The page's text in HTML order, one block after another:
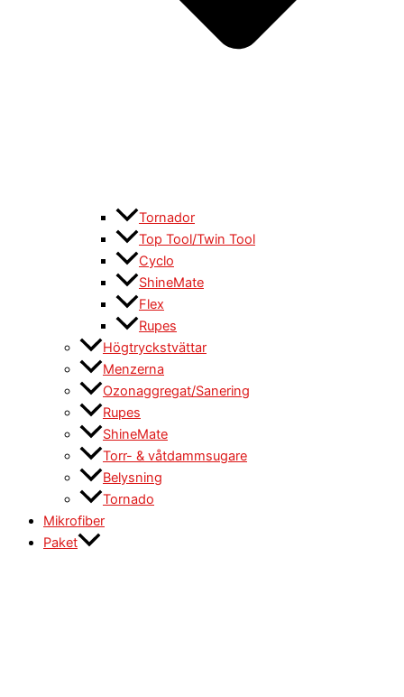
Tornador
Top Tool/Twin Tool
Cyclo
ShineMate
Flex
Rupes
Högtryckstvättar
Menzerna
Ozonaggregat/Sanering
Rupes
ShineMate
Torr- & våtdammsugare
Belysning
Tornado
Mikrofiber
Paket